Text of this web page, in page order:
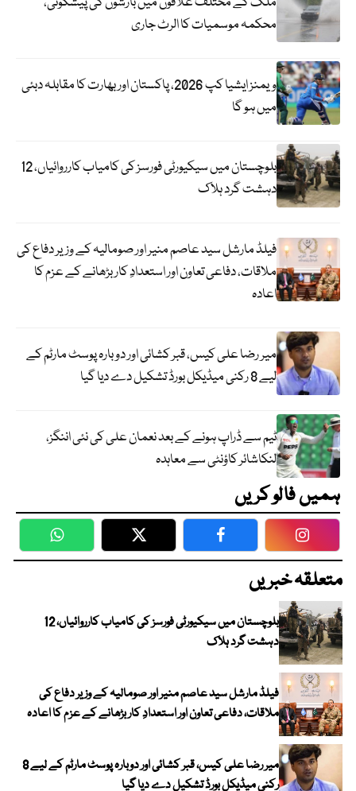
محکمہ موسمیات کا الرٹ جاری
ویمنز ایشیا کپ 2026، پاکستان اور بھارت کا مقابلہ دبئی
میں ہو گا
بلوچستان میں سیکیورٹی فورسز کی کامیاب کارروائیاں، 12
دہشت گرد ہلاک
فیلڈ مارشل سید عاصم منیر اور صومالیہ کے وزیر دفاع کی
ملاقات، دفاعی تعاون اور استعدادِ کار بڑھانے کے عزم کا
اعادہ
میر رضا علی کیس، قبر کشائی اور دوبارہ پوسٹ مارٹم کے
لیے 8 رکنی میڈیکل بورڈ تشکیل دے دیا گیا
ٹیم سے ڈراپ ہونے کے بعد نعمان علی کی نئی اننگز،
لنکاشائر کاؤنٹی سے معاہدہ
ہمیں فالو کریں
WhatsApp Twitter Facebook
متعلقہ خبریں
بلوچستان میں سیکیورٹی فورسز کی کامیاب کارروائیاں، 12
دہشت گرد ہلاک
فیلڈ مارشل سید عاصم منیر اور صومالیہ کے وزیر دفاع کی
ملاقات، دفاعی تعاون اور استعدادِ کار بڑھانے کے عزم کا اعادہ
میر رضا علی کیس، قبر کشائی اور دوبارہ پوسٹ مارٹم کے لیے 8
رکنی میڈیکل بورڈ تشکیل دے دیا گیا